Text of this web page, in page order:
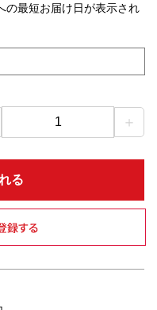
の最短お届け日が表示され
1 ＋
る